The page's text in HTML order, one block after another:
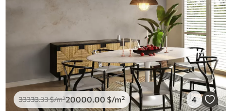
33333.33$/m²20000.00 $/m² 4